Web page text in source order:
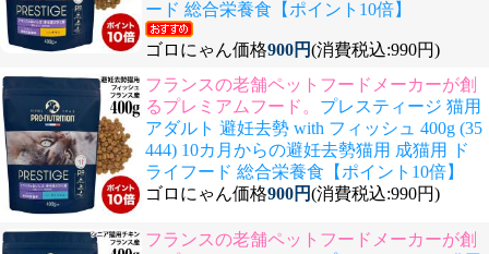
ード 総合栄養食【ポイント10倍】
ゴロにゃん価格900円(消費税込:990円)
フランスの老舗ペットフードメーカーが創
るプレミアムフード。 プレスティージ 猫用
アダルト 避妊去勢 with フィッシュ 400g (35
444) 10カ月からの避妊去勢猫用 成猫用 ド
ライフード 総合栄養食【ポイント10倍】
ゴロにゃん価格900円(消費税込:990円)
フランスの老舗ペットフードメーカーが創